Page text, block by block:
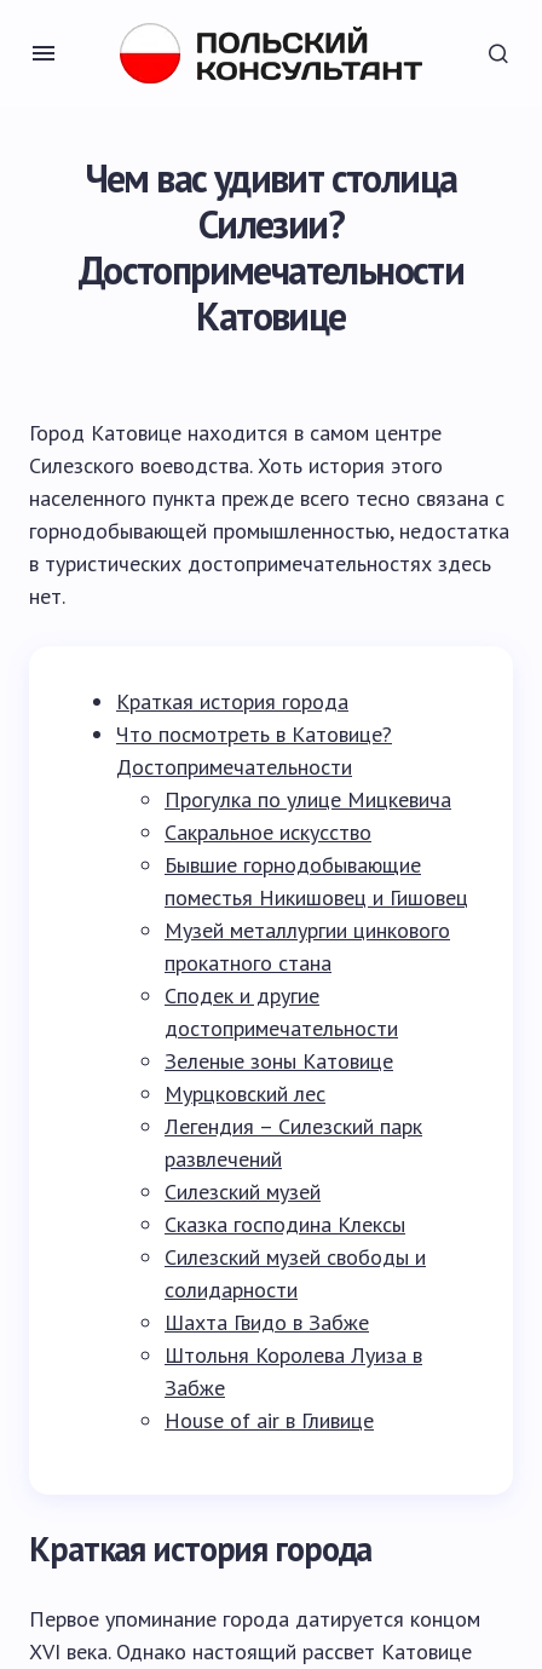
Чем вас удивит столица
Силезии?
Достопримечательности
Катовице
Город Катовице находится в самом центре
Силезского воеводства. Хоть история этого
населенного пункта прежде всего тесно связана с
горнодобывающей промышленностью, недостатка
в туристических достопримечательностях здесь
нет.
Краткая история города
Что посмотреть в Катовице?
Достопримечательности
Прогулка по улице Мицкевича
Сакральное искусство
Бывшие горнодобывающие
поместья Никишовец и Гишовец
Музей металлургии цинкового
прокатного стана
Сподек и другие
достопримечательности
Зеленые зоны Катовице
Мурцковский лес
Легендия – Силезский парк
развлечений
Силезский музей
Сказка господина Клексы
Силезский музей свободы и
солидарности
Шахта Гвидо в Забже
Штольня Королева Луиза в
Забже
House of air в Гливице
Краткая история города
Первое упоминание города датируется концом
XVI века. Однако настоящий рассвет Катовице